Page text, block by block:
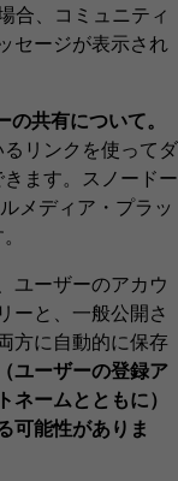
合、コミュニティ
セージが表示され
共有について。
リンクを使ってダ
ます。スノードー
メディア・プラッ
ユーザーのアカウ
ーと、一般公開さ
方に自動的に保存
（ユーザーの登録ア
ネームとともに）
可能性がありま